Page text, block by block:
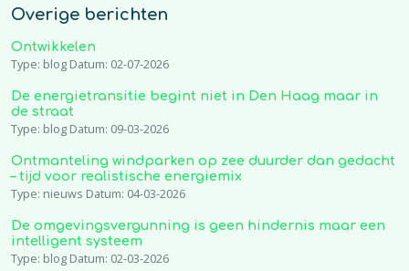
Overige berichten
Ontwikkelen
Type: blog Datum: 02-07-2026
De energietransitie begint niet in Den Haag maar in
de straat
Type: blog Datum: 09-03-2026
Ontmanteling windparken op zee duurder dan gedacht
– tijd voor realistische energiemix
Type: nieuws Datum: 04-03-2026
De omgevingsvergunning is geen hindernis maar een
intelligent systeem
Type: blog Datum: 02-03-2026